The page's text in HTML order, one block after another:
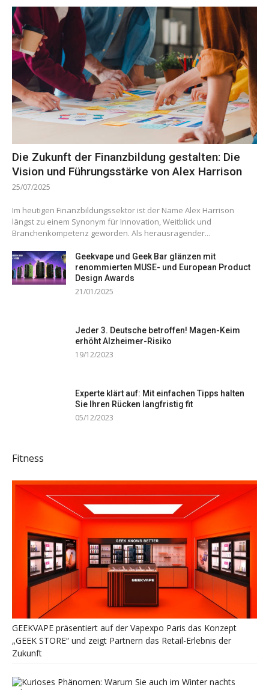
Die Zukunft der Finanzbildung gestalten: Die
Vision und Führungsstärke von Alex Harrison
25/07/2025
Im heutigen Finanzbildungssektor ist der Name Alex Harrison
längst zu einem Synonym für Innovation, Weitblick und
Branchenkompetenz geworden. Als herausragender...
Geekvape und Geek Bar glänzen mit
renommierten MUSE- und European Product
Design Awards
21/01/2025
Jeder 3. Deutsche betroffen! Magen-Keim
erhöht Alzheimer-Risiko
19/12/2023
Experte klärt auf: Mit einfachen Tipps halten
Sie Ihren Rücken langfristig fit
05/12/2023
Fitness
GEEKVAPE präsentiert auf der Vapexpo Paris das Konzept
„GEEK STORE“ und zeigt Partnern das Retail-Erlebnis der
Zukunft